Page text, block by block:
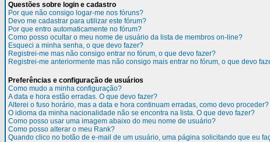
Questões sobre login e cadastro
Por que não consigo logar-me nos fóruns?
Devo me cadastrar para utilizar este fórum?
Por que entro automaticamente no fórum?
Como posso ocultar o meu nome de usuário da lista de membros on-line?
Esqueci a minha senha, o que devo fazer?
Registrei-me mas não consigo entrar no fórum, o que devo fazer?
Registrei-me anteriormente mas não consigo mais entrar no fórum, o que devo
Preferências e configuração de usuários
Como mudo a minha configuração?
A data e hora estão erradas. O que devo fazer?
Alterei o fuso horário, mas a data e hora continuam erradas, como devo proceder?
O idioma da minha nacionalidade não se encontra na lista. O que devo fazer?
Como posso usar uma imagem abaixo do meu nome de usuário?
Como posso alterar o meu Rank?
Quando clico no botão de e-mail de um usuário, uma página solicitando que eu